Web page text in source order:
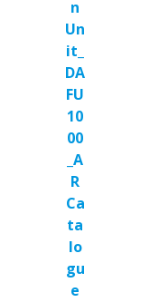
n
Un
it_
DA
FU
10
00
_A
R
Ca
ta
lo
gu
e